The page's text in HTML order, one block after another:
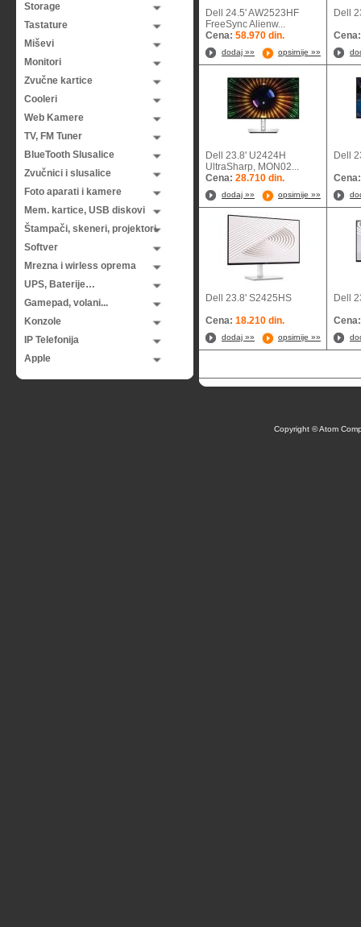
Storage
Tastature
Miševi
Monitori
Zvučne kartice
Cooleri
Web Kamere
TV, FM Tuner
BlueTooth Slusalice
Zvučnici i slusalice
Foto aparati i kamere
Mem. kartice, USB diskovi
Štampači, skeneri, projektori
Softver
Mrezna i wirless oprema
UPS, Baterije…
Gamepad, volani...
Konzole
IP Telefonija
Apple
Dell 24.5' AW2523HF
FreeSync Alienw...
Cena: 58.970 din.
dodaj »» opsirnije »»
Dell
Dell 23.8' U2424H
UltraSharp, MON02...
Cena: 28.710 din.
dodaj »» opsirnije »»
Dell
Dell 23.8' S2425HS
Cena: 18.210 din.
dodaj »» opsirnije »»
Dell
Copyright © Atom